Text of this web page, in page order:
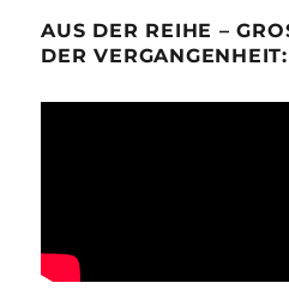
AUS DER REIHE –
ER VERGANGENHEIT: